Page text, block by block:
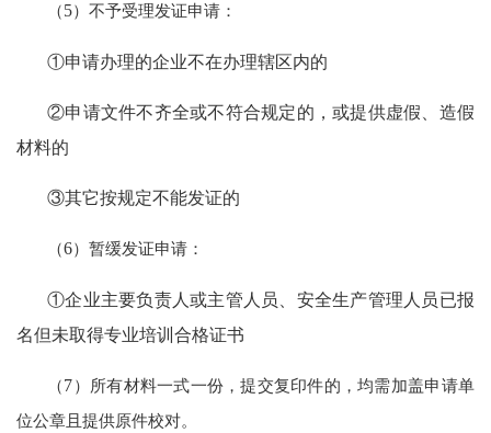
（5）不予受理发证申请：
①申请办理的企业不在办理辖区内的
②申请文件不齐全或不符合规定的，或提供虚假、造假
材料的
③其它按规定不能发证的
（6）暂缓发证申请：
①企业主要负责人或主管人员、安全生产管理人员已报
名但未取得专业培训合格证书
（7）所有材料一式一份，提交复印件的，均需加盖申请单
位公章且提供原件校对。